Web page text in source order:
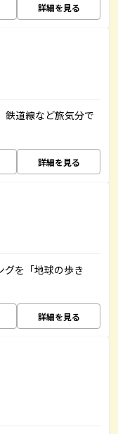
詳細を見る
鉄道線など旅気分で
詳細を見る
グを「地球の歩き
詳細を見る